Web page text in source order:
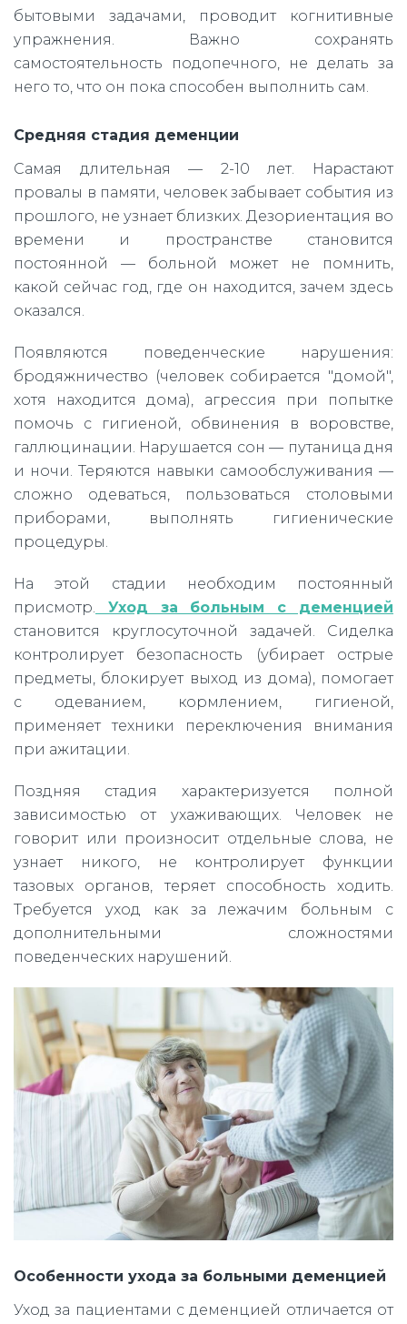
бытовыми задачами, проводит когнитивные
упражнения. Важно сохранять
самостоятельность подопечного, не делать за
него то, что он пока способен выполнить сам.
Средняя стадия деменции
Самая длительная — 2-10 лет. Нарастают
провалы в памяти, человек забывает события из
прошлого, не узнает близких. Дезориентация во
времени и пространстве становится
постоянной — больной может не помнить,
какой сейчас год, где он находится, зачем здесь
оказался.
Появляются поведенческие нарушения:
бродяжничество (человек собирается "домой",
хотя находится дома), агрессия при попытке
помочь с гигиеной, обвинения в воровстве,
галлюцинации. Нарушается сон — путаница дня
и ночи. Теряются навыки самообслуживания —
сложно одеваться, пользоваться столовыми
приборами, выполнять гигиенические
процедуры.
На этой стадии необходим постоянный
присмотр. Уход за больным с деменцией
становится круглосуточной задачей. Сиделка
контролирует безопасность (убирает острые
предметы, блокирует выход из дома), помогает
с одеванием, кормлением, гигиеной,
применяет техники переключения внимания
при ажитации.
Поздняя стадия характеризуется полной
зависимостью от ухаживающих. Человек не
говорит или произносит отдельные слова, не
узнает никого, не контролирует функции
тазовых органов, теряет способность ходить.
Требуется уход как за лежачим больным с
дополнительными сложностями
поведенческих нарушений.
Особенности ухода за больными деменцией
Уход за пациентами с деменцией отличается от